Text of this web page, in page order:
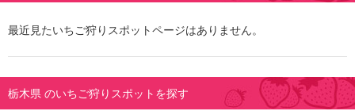
最近見たいちご狩りスポットページはありません。
栃木県 のいちご狩りスポットを探す